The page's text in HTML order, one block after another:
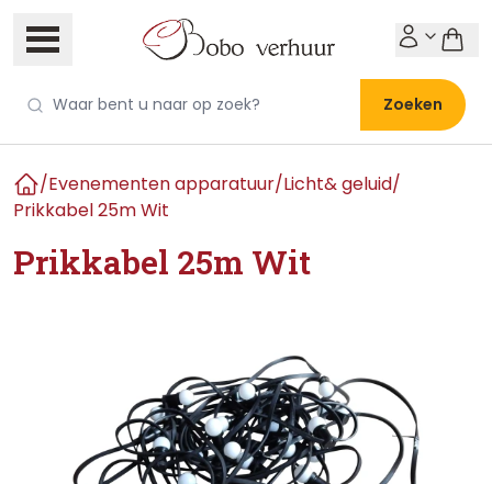
Zoeken
Home
/Evenementen apparatuur/Licht& geluid/
Prikkabel 25m Wit
Prikkabel 25m Wit